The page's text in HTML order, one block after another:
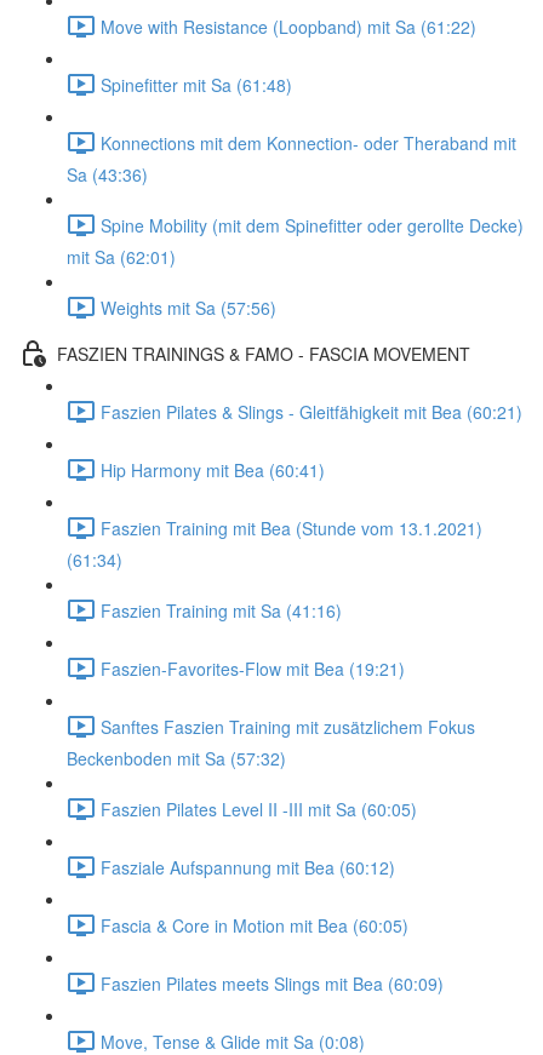
Move with Resistance (Loopband) mit Sa (61:22)
Spinefitter mit Sa (61:48)
Konnections mit dem Konnection- oder Theraband mit
Sa (43:36)
Spine Mobility (mit dem Spinefitter oder gerollte Decke)
mit Sa (62:01)
Weights mit Sa (57:56)
FASZIEN TRAININGS & FAMO - FASCIA MOVEMENT
Faszien Pilates & Slings - Gleitfähigkeit mit Bea (60:21)
Hip Harmony mit Bea (60:41)
Faszien Training mit Bea (Stunde vom 13.1.2021)
(61:34)
Faszien Training mit Sa (41:16)
Faszien-Favorites-Flow mit Bea (19:21)
Sanftes Faszien Training mit zusätzlichem Fokus
Beckenboden mit Sa (57:32)
Faszien Pilates Level II -III mit Sa (60:05)
Fasziale Aufspannung mit Bea (60:12)
Fascia & Core in Motion mit Bea (60:05)
Faszien Pilates meets Slings mit Bea (60:09)
Move, Tense & Glide mit Sa (0:08)